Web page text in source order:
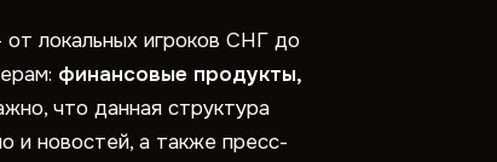
локальных игроков СНГ до
финансовые продукты,
что данная структура
и новостей, а также пресс-